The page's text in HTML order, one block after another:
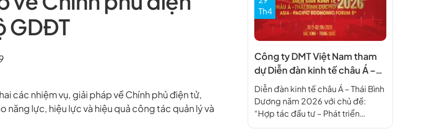
GDĐT
các nhiệm vụ, giải pháp về Chính phủ điện tử,
năng lực, hiệu lực và hiệu quả công tác quản lý và
Công ty DMT Việt Nam tham
dự Diễn đàn kinh tế châu Á –
Thái Bình Dương năm 2026
Th4
Diễn đàn kinh tế châu Á – Thái Bình
Dương năm 2026 với chủ đề:
“Hợp tác đầu tư – Phát triển
thương hiệu” được tổ chức tại